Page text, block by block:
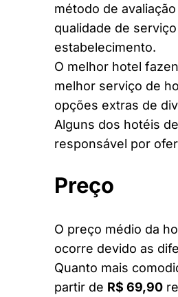
método de
qualidade de
estabelecimento.
O melhor hotel
melhor serviço de
opções extras de
Alguns dos hotéis
responsável por
Preço
O preço médio da
ocorre devido as
Quanto mais
partir de R$ 69,90